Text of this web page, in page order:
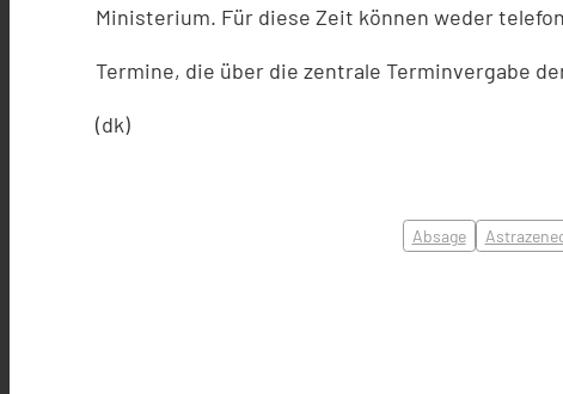
Ministerium. Für diese Zeit können weder
Termine, die über die zentrale Terminvergabe
(dk)
Absage